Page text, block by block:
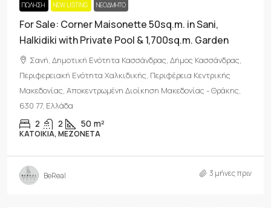
ΠΏΛΗΣΗ NEW LISTING ΝΕΟΔΜΗΤΟ
For Sale: Corner Maisonette 50sq.m. in Sani,
Halkidiki with Private Pool & 1,700sq.m. Garden
Σανή, Δημοτική Ενότητα Κασσάνδρας, Δήμος Κασσάνδρας,
Περιφερειακή Ενότητα Χαλκιδικής, Περιφέρεια Κεντρικής
Μακεδονίας, Αποκεντρωμένη Διοίκηση Μακεδονίας - Θράκης,
630 77, Ελλάδα
2 2 50 m²
ΚΑΤΟΙΚΊΑ, ΜΕΖΟΝΈΤΑ
BeReal 3 μήνες πριν